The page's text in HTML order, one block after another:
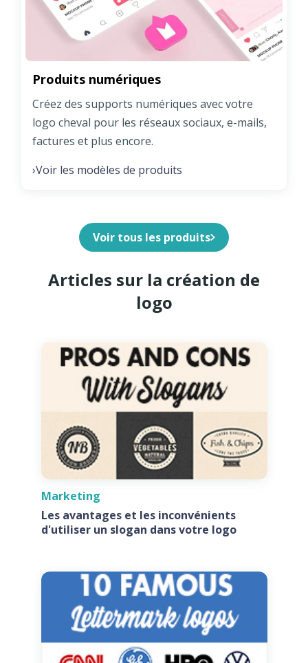
Produits numériques
Créez des supports numériques avec votre
logo cheval pour les réseaux sociaux, e-mails,
factures et plus encore.
›Voir les modèles de produits
Voir tous les produits
Articles sur la création de
logo
Marketing
Les avantages et les inconvénients
d'utiliser un slogan dans votre logo